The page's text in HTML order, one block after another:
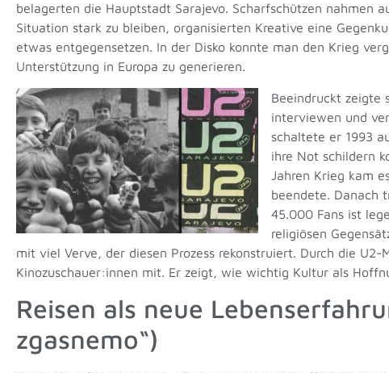
belagerten die Hauptstadt Sarajevo. Scharfschützen nahmen
Situation stark zu bleiben, organisierten Kreative eine
etwas entgegensetzen. In der Disko konnte man den Krieg
Unterstützung in Europa zu generieren.
Beeindruckt zeigte
interviewen und
schaltete er 1993
ihre Not schildern
Jahren Krieg kam
beendete. Danach
45.000 Fans ist
religiösen
mit viel Verve, der diesen Prozess rekonstruiert. Durch die
Kinozuschauer:innen mit. Er zeigt, wie wichtig Kultur als
Reisen als neue
zgasnemo“)